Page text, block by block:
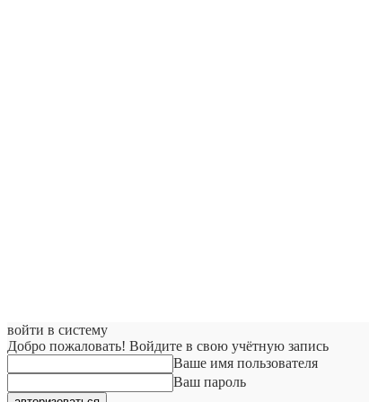
войти в систему
Добро пожаловать! Войдите в свою учётную запись
Ваше имя пользователя
Ваш пароль